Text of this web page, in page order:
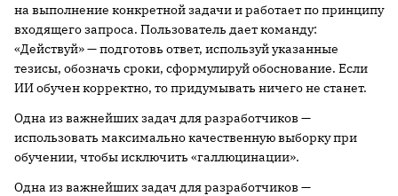
на выполнение конкретной задачи и работает по принципу
входящего запроса. Пользователь дает команду:
«Действуй» — подготовь ответ, используй указанные
тезисы, обозначь сроки, сформулируй обоснование. Если
ИИ обучен корректно, то придумывать ничего не станет.
Одна из важнейших задач для разработчиков —
использовать максимально качественную выборку при
обучении, чтобы исключить «галлюцинации».
Одна из важнейших задач для разработчиков —